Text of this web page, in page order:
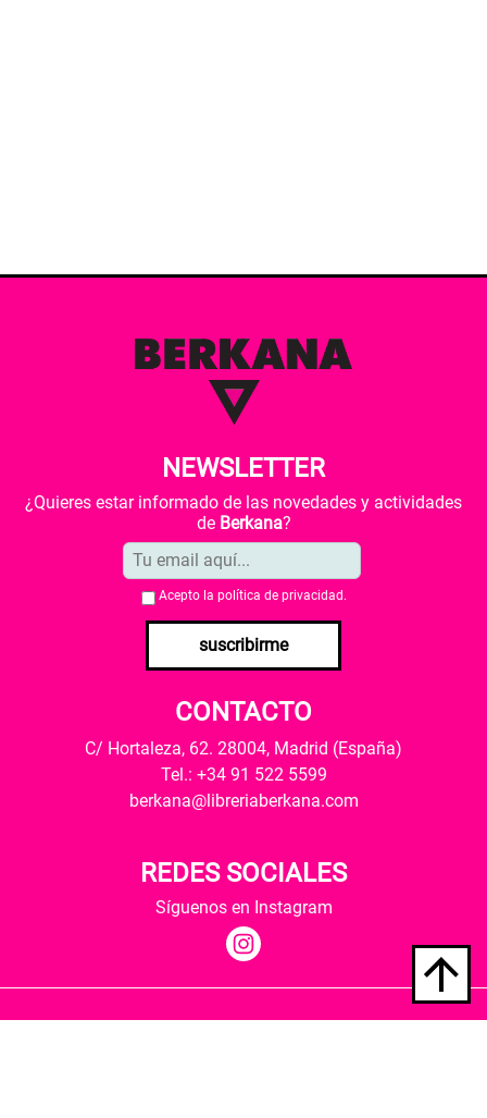
NEWSLETTER
¿Quieres estar informado de las novedades y actividades
de Berkana?
Acepto la política de privacidad .
suscribirme
CONTACTO
C/ Hortaleza, 62. 28004, Madrid (España)
Tel.: +34 91 522 5599
berkana@libreriaberkana.com
REDES SOCIALES
Síguenos en Instagram